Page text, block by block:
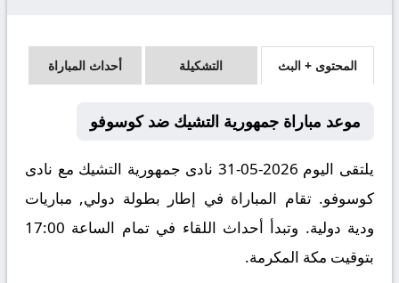
المحتوى + البث التشكيلة أحداث المباراة
موعد مباراة جمهورية التشيك ضد كوسوفو
يلتقى اليوم 2026-05-31 نادى جمهورية التشيك مع نادى
كوسوفو. تقام المباراة في إطار بطولة دولي, مباريات
ودية دولية. وتبدأ أحداث اللقاء في تمام الساعة 17:00
بتوقيت مكة المكرمة.